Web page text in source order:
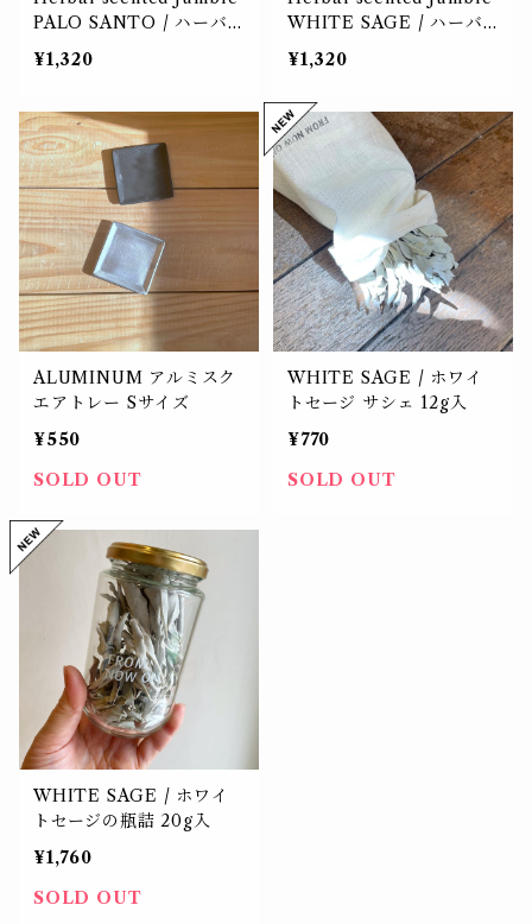
PALO SANTO / ハーバ
ルセンテッドジャンブル
パロサント（ポプリ）【価
¥1,320
WHITE SAGE / ハーバ
ルセンテッドジャンブル
ホワイトセージ（ポプリ）
【価格改訂】
¥1,320
ALUMINUM アルミスク
エアトレー Sサイズ
¥550
SOLD OUT
WHITE SAGE / ホワイ
トセージ サシェ 12g入
¥770
SOLD OUT
WHITE SAGE / ホワイ
トセージの瓶詰 20g入
¥1,760
SOLD OUT